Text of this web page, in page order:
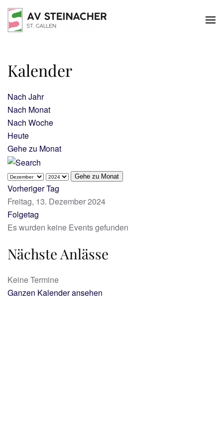
Skip to main content
Kalender
Nach Jahr
Nach Monat
Nach Woche
Heute
Gehe zu Monat
Gehe zu Monat
Vorheriger Tag
Freitag, 13. Dezember 2024
Folgetag
Es wurden keine Events gefunden
Nächste Anlässe
Keine Termine
Ganzen Kalender ansehen